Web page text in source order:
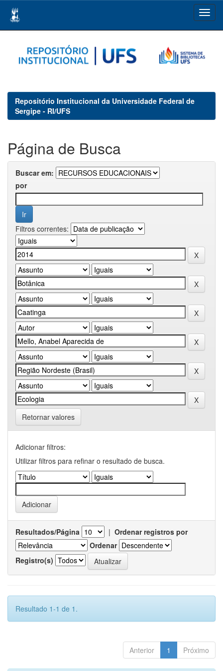
navigation
Repositório Institucional da Universidade Federal de
Sergipe - RI/UFS
Página de Busca
Buscar em:
por
Filtros correntes:
Retornar valores
Adicionar filtros:
Utilizar filtros para refinar o resultado de busca.
Resultados/Página | Ordenar registros por
Ordenar
Registro(s)
Resultado 1-1 de 1.
Anterior 1 Próximo